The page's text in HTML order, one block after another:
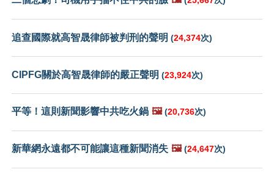
追查國際就高智晟律師被判刑的聲明 (24,374次)
CIPFG關於高智晟律師的嚴正聲明 (23,924次)
平等！這則新聞影響中共吃火鍋 🖼️ (20,736次)
新華網永遠都不可能讓這種新聞消失 🖼️ (24,647次)